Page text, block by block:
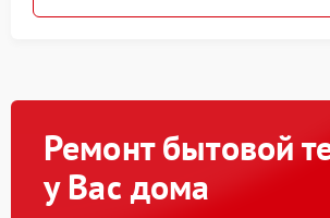
Ремонт бытовой
у Вас дома